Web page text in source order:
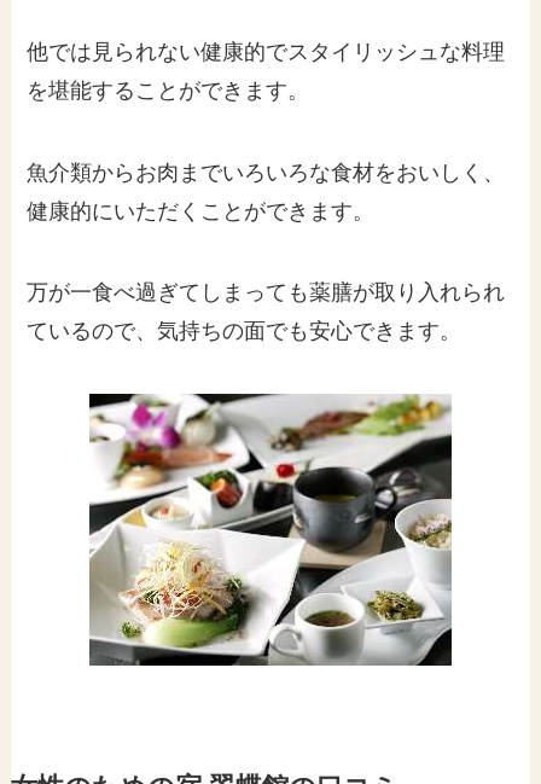
他では見られない健康的でスタイリッシュな料理
を堪能することができます。
魚介類からお肉までいろいろな食材をおいしく、
健康的にいただくことができます。
万が一食べ過ぎてしまっても薬膳が取り入れられ
ているので、気持ちの面でも安心できます。